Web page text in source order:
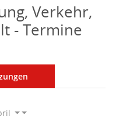
Verkehr,
- Termine